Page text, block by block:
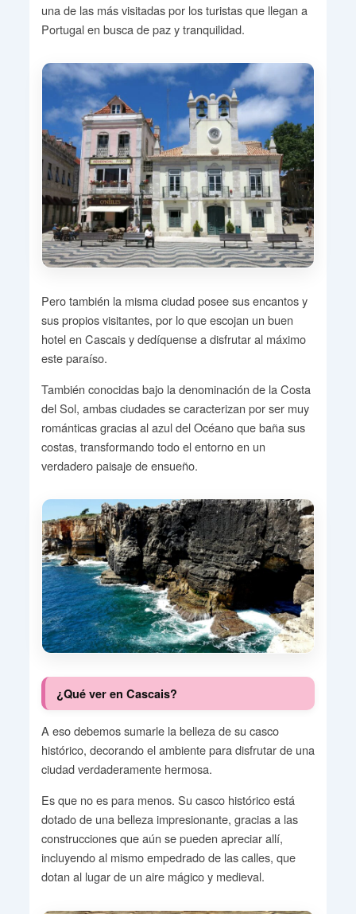
una de las más visitadas por los turistas que llegan a
Portugal en busca de paz y tranquilidad.
Pero también la misma ciudad posee sus encantos y
sus propios visitantes, por lo que escojan un buen
hotel en Cascais y dedíquense a disfrutar al máximo
este paraíso.
También conocidas bajo la denominación de la Costa
del Sol, ambas ciudades se caracterizan por ser muy
románticas gracias al azul del Océano que baña sus
costas, transformando todo el entorno en un
verdadero paisaje de ensueño.
¿Qué ver en Cascais?
A eso debemos sumarle la belleza de su casco
histórico, decorando el ambiente para disfrutar de una
ciudad verdaderamente hermosa.
Es que no es para menos. Su casco histórico está
dotado de una belleza impresionante, gracias a las
construcciones que aún se pueden apreciar allí,
incluyendo al mismo empedrado de las calles, que
dotan al lugar de un aire mágico y medieval.